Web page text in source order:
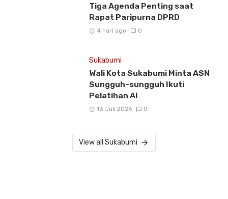
Tiga Agenda Penting saat
Rapat Paripurna DPRD
4 hari ago 0
Sukabumi
Wali Kota Sukabumi Minta ASN
Sungguh-sungguh Ikuti
Pelatihan AI
13 Juli 2026 0
View all Sukabumi